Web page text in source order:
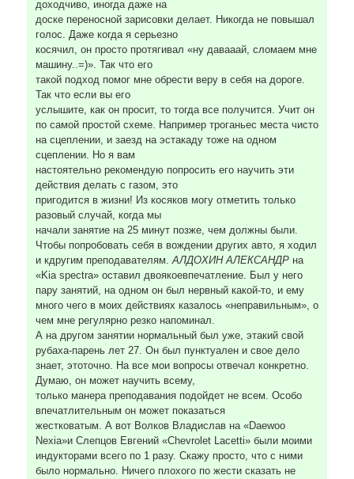
доходчиво, иногда даже на
доске переносной зарисовки делает. Никогда не повышал
голос. Даже когда я серьезно
косячил, он просто протягивал «ну давааай, сломаем мне
машину..=)». Так что его
такой подход помог мне обрести веру в себя на дороге.
Так что если вы его
услышите, как он просит, то тогда все получится. Учит он
по самой простой схеме. Например троганьес места чисто
на сцеплении, и заезд на эстакаду тоже на одном
сцеплении. Но я вам
настоятельно рекомендую попросить его научить эти
действия делать с газом, это
пригодится в жизни! Из косяков могу отметить только
разовый случай, когда мы
начали занятие на 25 минут позже, чем должны были.
Чтобы попробовать себя в вождении других авто, я ходил
и кдругим преподавателям.АЛДОХИН АЛЕКСАНДРна
«Kia spectra» оставил двоякоевпечатление. Был у него
пару занятий, на одном он был нервный какой-то, и ему
много чего в моих действиях казалось «неправильным», о
чем мне регулярно резко напоминал.
А на другом занятии нормальный был уже, этакий свой
рубаха-парень лет 27. Он был пунктуален и свое дело
знает, этоточно. На все мои вопросы отвечал конкретно.
Думаю, он может научить всему,
только манера преподавания подойдет не всем. Особо
впечатлительным он может показаться
жестковатым. А вот Волков Владислав на «Daewoo
Nexia»и Слепцов Евгений «Chevrolet Lacetti» были моими
индукторами всего по 1 разу. Скажу просто, что с ними
было нормально. Ничего плохого по жести сказать не